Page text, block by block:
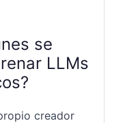
se
LLMs
creador